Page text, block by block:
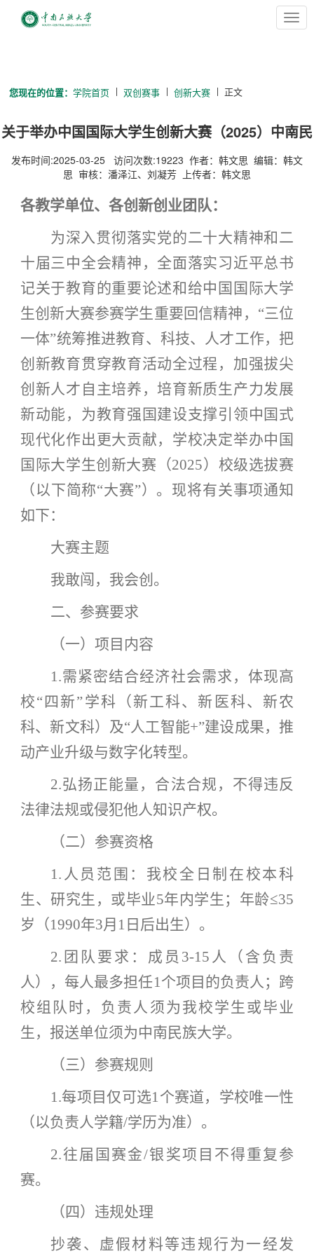
切
换
您现在的位置：学院首页 双创赛事 创新大赛 正文
关于举办中国国际大学生创新大赛（2025）中南民
发布时间:2025-03-25 访问次数:19223 作者：韩文思 编辑：韩文
思 审核：潘泽江、刘凝芳 上传者：韩文思
各教学单位、各创新创业团队：
为深入贯彻落实党的二十大精神和二
十届三中全会精神，全面落实习近平总书
记关于教育的重要论述和给中国国际大学
生创新大赛参赛学生重要回信精神， “三位
一体”统筹推进教育、科技、人才工作，把
创新教育贯穿教育活动全过程，加强拔尖
创新人才自主培养，培育新质生产力发展
新动能，为教育强国建设支撑引领中国式
现代化作出更大贡献，学校决定举办中国
国际大学生创新大赛（2025）校级选拔赛
（以下简称“大赛”）。现将有关事项通知
如下：
大赛主题
我敢闯，我会创。
二、参赛要求
（一）项目内容
1.需紧密结合经济社会需求，体现高
校“四新”学科（新工科、新医科、新农
科、新文科）及“人工智能+”建设成果，推
动产业升级与数字化转型。
2.弘扬正能量，合法合规，不得违反
法律法规或侵犯他人知识产权。
（二）参赛资格
1.人员范围：我校全日制在校本科
生、研究生，或毕业5年内学生；年龄≤35
岁（1990年3月1日后出生）。
2.团队要求：成员3-15人（含负责
人），每人最多担任1个项目的负责人；跨
校组队时，负责人须为我校学生或毕业
生，报送单位须为中南民族大学。
（三）参赛规则
1.每项目仅可选1个赛道，学校唯一性
（以负责人学籍/学历为准）。
2.往届国赛金/银奖项目不得重复参
赛。
（四）违规处理
抄袭、虚假材料等违规行为一经发